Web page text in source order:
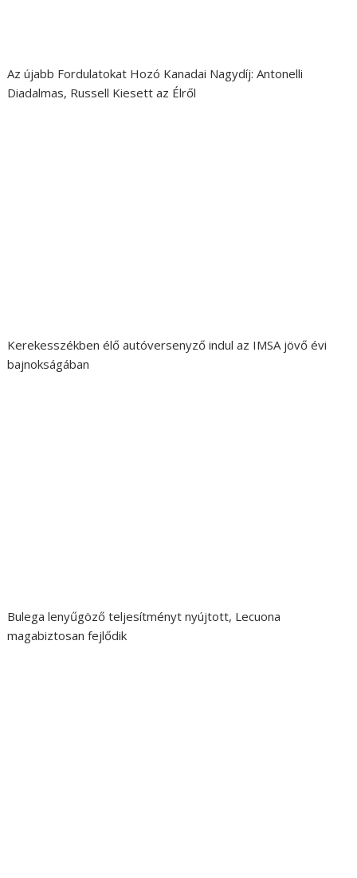
Az újabb Fordulatokat Hozó Kanadai Nagydíj: Antonelli
Diadalmas, Russell Kiesett az Élről
Kerekesszékben élő autóversenyző indul az IMSA jövő évi
bajnokságában
Bulega lenyűgöző teljesítményt nyújtott, Lecuona
magabiztosan fejlődik